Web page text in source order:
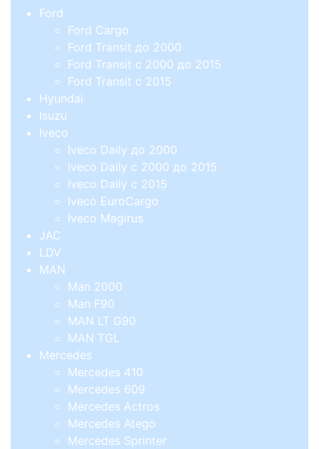
Ford
Ford Cargo
Ford Transit до 2000
Ford Transit с 2000 до 2015
Ford Transit с 2015
Hyundai
Isuzu
Iveco
Iveco Daily до 2000
Iveco Daily с 2000 до 2015
Iveco Daily с 2015
Iveco EuroCargo
Iveco Magirus
JAC
LDV
MAN
Man 2000
Man F90
MAN LT G90
MAN TGL
Mercedes
Mercedes 410
Mercedes 609
Mercedes Actros
Mercedes Atego
Mercedes Sprinter